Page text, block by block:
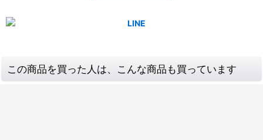
この商品を買った人は、こんな商品も買っています